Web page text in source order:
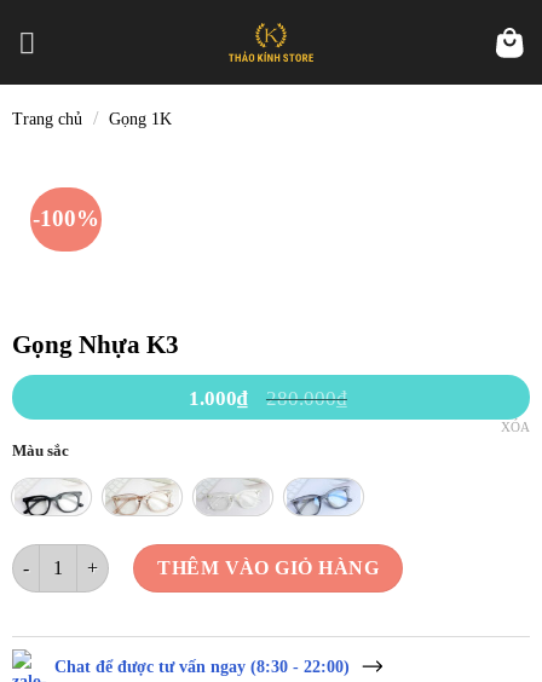
Trang chủ / Gọng 1K
-100%
Gọng Nhựa K3
1.000₫ 280.000₫
Màu sắc
XÓA
Gọng Nhựa K3 số lượng
THÊM VÀO GIỎ HÀNG
Chat để được tư vấn ngay (8:30 - 22:00)